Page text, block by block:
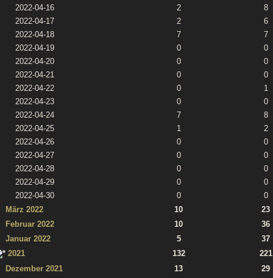
2022-04-16
2 8
2022-04-17
2 6
2022-04-18
7 7
2022-04-19
0 0
2022-04-20
0 0
2022-04-21
0 0
2022-04-22
0 1
2022-04-23
0 0
2022-04-24
7 8
2022-04-25
1 2
2022-04-26
0 0
2022-04-27
0 0
2022-04-28
0 0
2022-04-29
0 0
2022-04-30
0 0
März 2022
10 23
Februar 2022
10 36
Januar 2022
5 37
2021
132 221
Dezember 2021
13 29